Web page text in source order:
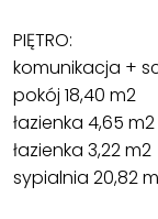
PIĘTRO:
komunikacja +
pokój 18,40 m2
łazienka 4,65 m2
łazienka 3,22 m2
sypialnia 20,82